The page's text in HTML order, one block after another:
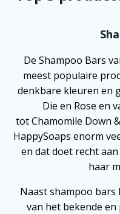
De Shampoo Bars
meest populaire
denkbare kleuren en
Die en Rose en
tot Chamomile Down
HappySoaps enorm
en dat doet recht
haar
Naast shampoo
van het bekende